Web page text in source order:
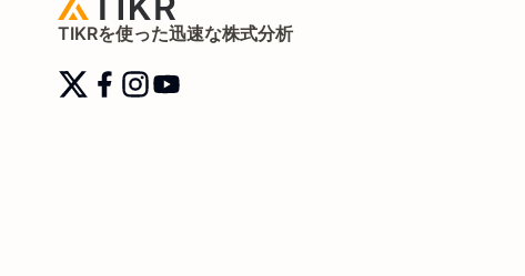
TIKRを使った迅速な株式分析